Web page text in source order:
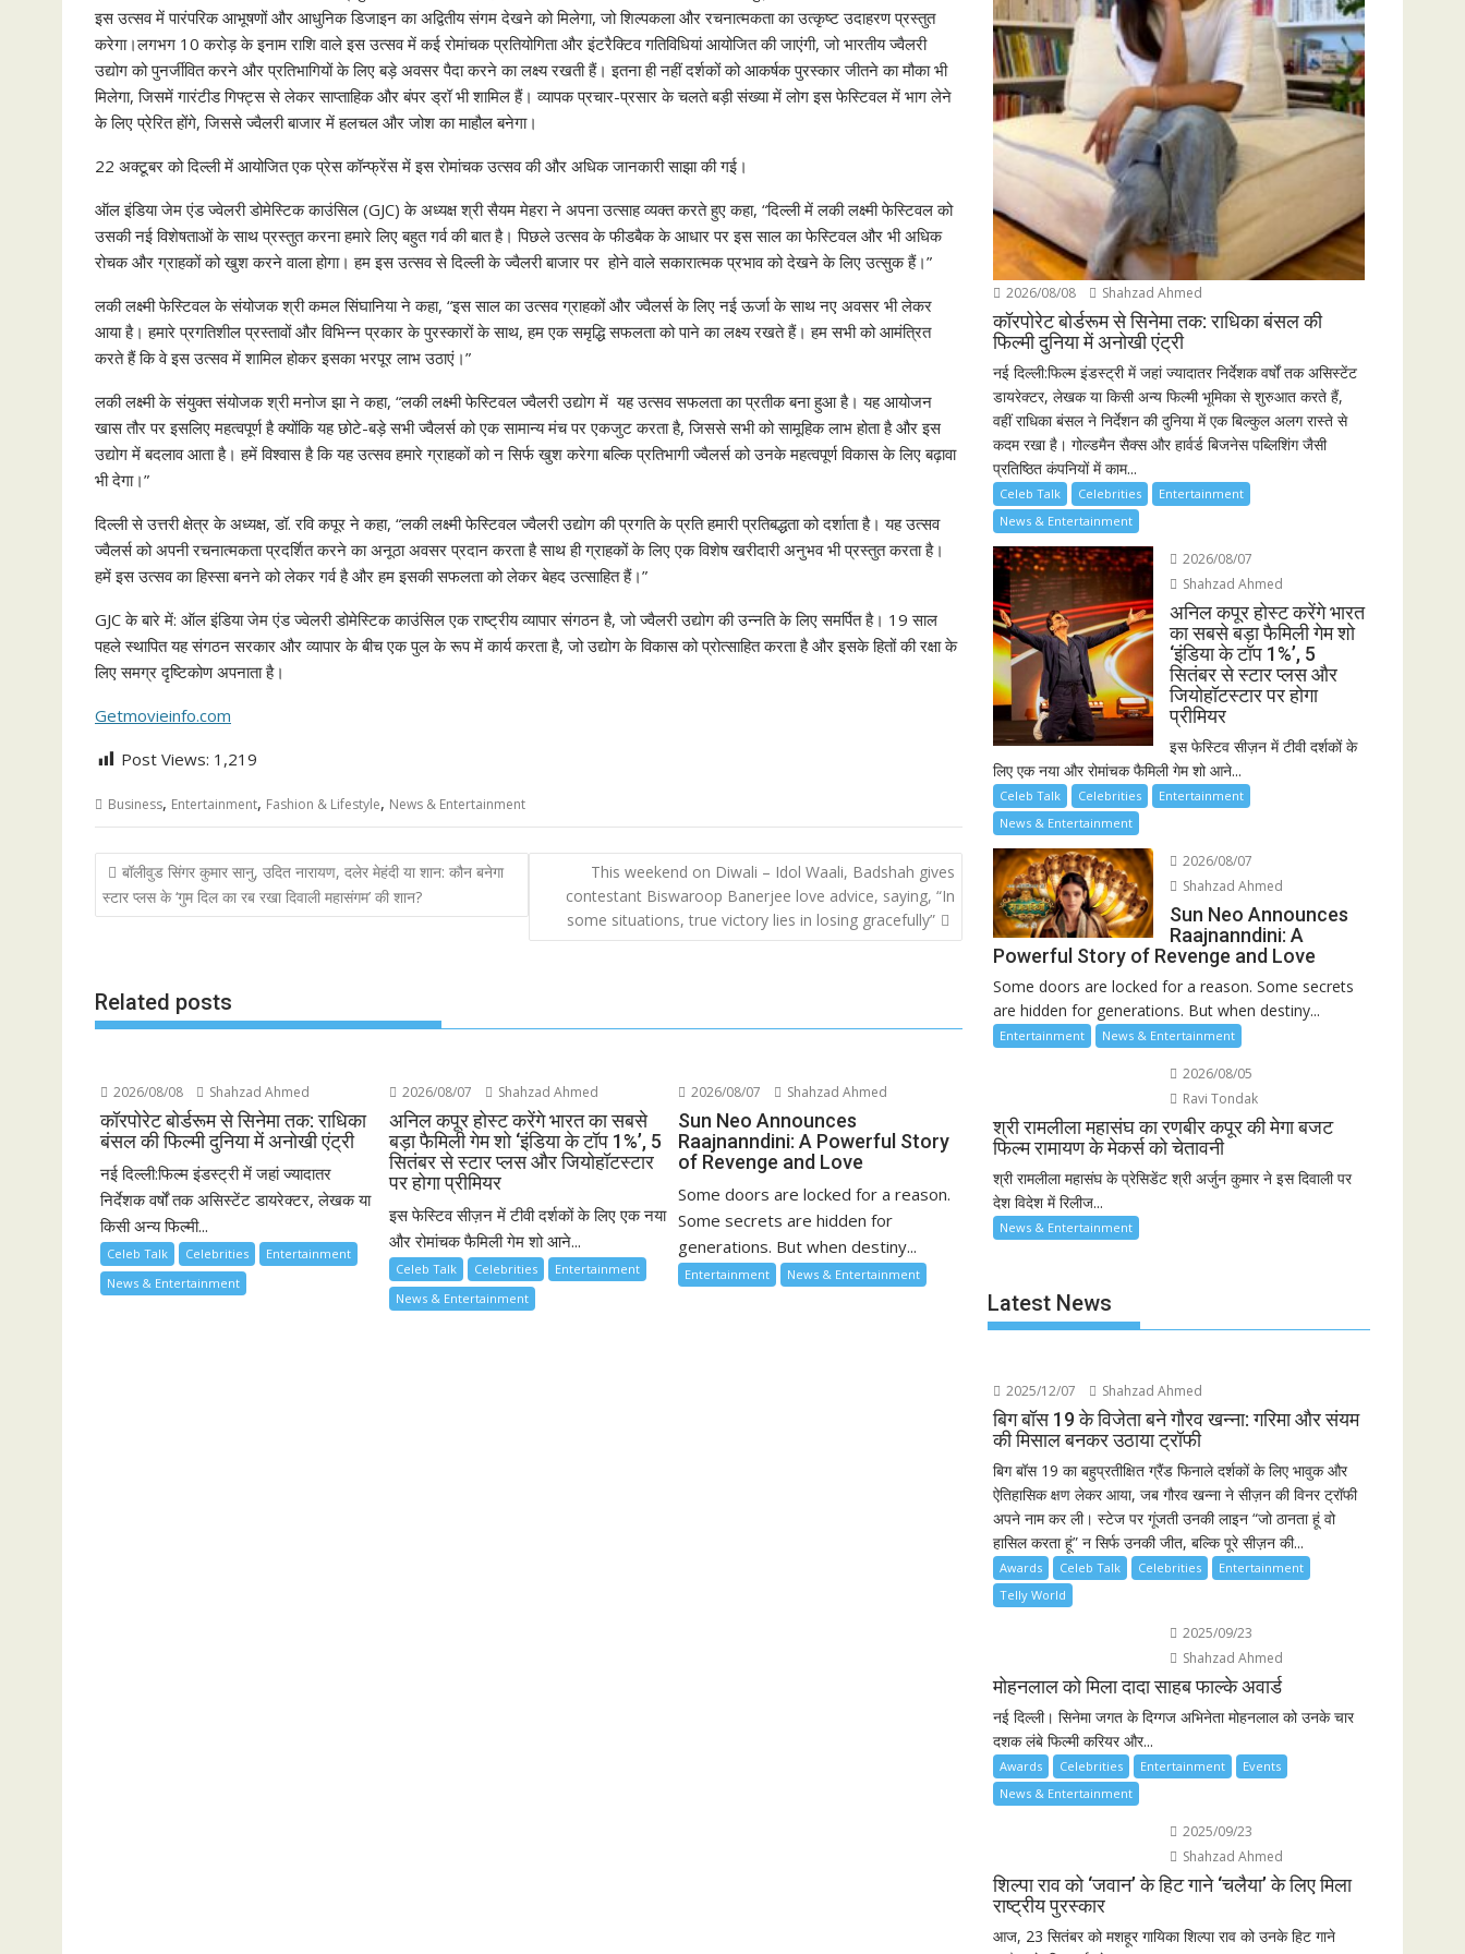
इस उत्सव में पारंपरिक आभूषणों और आधुनिक डिजाइन का अद्वितीय संगम देखने को मिलेगा, जो शिल्पकला और रचनात्मकता का उत्कृष्ट उदाहरण प्रस्तुत
करेगा।लगभग 10 करोड़ के इनाम राशि वाले इस उत्सव में कई रोमांचक प्रतियोगिता और इंटरैक्टिव गतिविधियां आयोजित की जाएंगी, जो भारतीय ज्वैलरी
उद्योग को पुनर्जीवित करने और प्रतिभागियों के लिए बड़े अवसर पैदा करने का लक्ष्य रखती हैं। इतना ही नहीं दर्शकों को आकर्षक पुरस्कार जीतने का मौका भी
मिलेगा, जिसमें गारंटीड गिफ्ट्स से लेकर साप्ताहिक और बंपर ड्रॉ भी शामिल हैं। व्यापक प्रचार-प्रसार के चलते बड़ी संख्या में लोग इस फेस्टिवल में भाग लेने
के लिए प्रेरित होंगे, जिससे ज्वैलरी बाजार में हलचल और जोश का माहौल बनेगा।
22 अक्टूबर को दिल्ली में आयोजित एक प्रेस कॉन्फ्रेंस में इस रोमांचक उत्सव की और अधिक जानकारी साझा की गई।
ऑल इंडिया जेम एंड ज्वेलरी डोमेस्टिक काउंसिल (GJC) के अध्यक्ष श्री सैयम मेहरा ने अपना उत्साह व्यक्त करते हुए कहा, “दिल्ली में लकी लक्ष्मी फेस्टिवल को
उसकी नई विशेषताओं के साथ प्रस्तुत करना हमारे लिए बहुत गर्व की बात है। पिछले उत्सव के फीडबैक के आधार पर इस साल का फेस्टिवल और भी अधिक
रोचक और ग्राहकों को खुश करने वाला होगा। हम इस उत्सव से दिल्ली के ज्वैलरी बाजार पर होने वाले सकारात्मक प्रभाव को देखने के लिए उत्सुक हैं।”
लकी लक्ष्मी फेस्टिवल के संयोजक श्री कमल सिंघानिया ने कहा, “इस साल का उत्सव ग्राहकों और ज्वैलर्स के लिए नई ऊर्जा के साथ नए अवसर भी लेकर
आया है। हमारे प्रगतिशील प्रस्तावों और विभिन्न प्रकार के पुरस्कारों के साथ, हम एक समृद्धि सफलता को पाने का लक्ष्य रखते हैं। हम सभी को आमंत्रित
करते हैं कि वे इस उत्सव में शामिल होकर इसका भरपूर लाभ उठाएं।”
लकी लक्ष्मी के संयुक्त संयोजक श्री मनोज झा ने कहा, “लकी लक्ष्मी फेस्टिवल ज्वैलरी उद्योग में यह उत्सव सफलता का प्रतीक बना हुआ है। यह आयोजन
खास तौर पर इसलिए महत्वपूर्ण है क्योंकि यह छोटे-बड़े सभी ज्वैलर्स को एक सामान्य मंच पर एकजुट करता है, जिससे सभी को सामूहिक लाभ होता है और इस
उद्योग में बदलाव आता है। हमें विश्वास है कि यह उत्सव हमारे ग्राहकों को न सिर्फ खुश करेगा बल्कि प्रतिभागी ज्वैलर्स को उनके महत्वपूर्ण विकास के लिए बढ़ावा
भी देगा।”
दिल्ली से उत्तरी क्षेत्र के अध्यक्ष, डॉ. रवि कपूर ने कहा, “लकी लक्ष्मी फेस्टिवल ज्वैलरी उद्योग की प्रगति के प्रति हमारी प्रतिबद्धता को दर्शाता है। यह उत्सव
ज्वैलर्स को अपनी रचनात्मकता प्रदर्शित करने का अनूठा अवसर प्रदान करता है साथ ही ग्राहकों के लिए एक विशेष खरीदारी अनुभव भी प्रस्तुत करता है।
हमें इस उत्सव का हिस्सा बनने को लेकर गर्व है और हम इसकी सफलता को लेकर बेहद उत्साहित हैं।”
GJC के बारे में: ऑल इंडिया जेम एंड ज्वेलरी डोमेस्टिक काउंसिल एक राष्ट्रीय व्यापार संगठन है, जो ज्वैलरी उद्योग की उन्नति के लिए समर्पित है। 19 साल
पहले स्थापित यह संगठन सरकार और व्यापार के बीच एक पुल के रूप में कार्य करता है, जो उद्योग के विकास को प्रोत्साहित करता है और इसके हितों की रक्षा के
लिए समग्र दृष्टिकोण अपनाता है।
Getmovieinfo.com
Post Views: 1,219
Business, Entertainment, Fashion & Lifestyle, News & Entertainment
Post
navigation
बॉलीवुड सिंगर कुमार सानु, उदित नारायण, दलेर मेहंदी या शान: कौन बनेगा
स्टार प्लस के ‘गुम दिल का रब रखा दिवाली महासंगम’ की शान?
This weekend on Diwali – Idol Waali, Badshah gives
contestant Biswaroop Banerjee love advice, saying, “In
some situations, true victory lies in losing gracefully”
Related posts
2026/08/08 Shahzad Ahmed
कॉरपोरेट बोर्डरूम से सिनेमा तक: राधिका
बंसल की फिल्मी दुनिया में अनोखी एंट्री
नई दिल्ली:फिल्म इंडस्ट्री में जहां ज्यादातर
निर्देशक वर्षों तक असिस्टेंट डायरेक्टर, लेखक या
किसी अन्य फिल्मी...
Celeb Talk Celebrities
Entertainment
News & Entertainment
2026/08/07 Shahzad Ahmed
अनिल कपूर होस्ट करेंगे भारत का सबसे
बड़ा फैमिली गेम शो ‘इंडिया के टॉप 1%’, 5
सितंबर से स्टार प्लस और जियोहॉटस्टार
पर होगा प्रीमियर
इस फेस्टिव सीज़न में टीवी दर्शकों के लिए एक नया
और रोमांचक फैमिली गेम शो आने...
Celeb Talk Celebrities
Entertainment
News & Entertainment
2026/08/07 Shahzad Ahmed
Sun Neo Announces
Raajnanndini: A Powerful Story
of Revenge and Love
Some doors are locked for a reason.
Some secrets are hidden for
generations. But when destiny...
Entertainment News & Entertainment
2026/08/08 Shahzad Ahmed
कॉरपोरेट बोर्डरूम से सिनेमा तक: राधिका बंसल की
फिल्मी दुनिया में अनोखी एंट्री
नई दिल्ली:फिल्म इंडस्ट्री में जहां ज्यादातर निर्देशक वर्षों तक असिस्टेंट
डायरेक्टर, लेखक या किसी अन्य फिल्मी भूमिका से शुरुआत करते हैं,
वहीं राधिका बंसल ने निर्देशन की दुनिया में एक बिल्कुल अलग रास्ते से
कदम रखा है। गोल्डमैन सैक्स और हार्वर्ड बिजनेस पब्लिशिंग जैसी
प्रतिष्ठित कंपनियों में काम...
Celeb Talk Celebrities
Entertainment
News & Entertainment
2026/08/07
Shahzad Ahmed
अनिल कपूर होस्ट करेंगे भारत
का सबसे बड़ा फैमिली गेम शो
‘इंडिया के टॉप 1%’, 5
सितंबर से स्टार प्लस और
जियोहॉटस्टार पर होगा
प्रीमियर
इस फेस्टिव सीज़न में टीवी दर्शकों के
लिए एक नया और रोमांचक फैमिली गेम शो आने...
Celeb Talk Celebrities
Entertainment
News & Entertainment
2026/08/07
Shahzad Ahmed
Sun Neo Announces
Raajnanndini: A
Powerful Story of Revenge and Love
Some doors are locked for a reason. Some secrets
are hidden for generations. But when destiny...
Entertainment News & Entertainment
2026/08/05
Ravi Tondak
श्री रामलीला महासंघ का रणबीर कपूर की मेगा बजट
फिल्म रामायण के मेकर्स को चेतावनी
श्री रामलीला महासंघ के प्रेसिडेंट श्री अर्जुन कुमार ने इस दिवाली पर
देश विदेश में रिलीज...
News & Entertainment
Latest News
2025/12/07 Shahzad Ahmed
बिग बॉस 19 के विजेता बने गौरव खन्ना: गरिमा और संयम
की मिसाल बनकर उठाया ट्रॉफी
बिग बॉस 19 का बहुप्रतीक्षित ग्रैंड फिनाले दर्शकों के लिए भावुक और
ऐतिहासिक क्षण लेकर आया, जब गौरव खन्ना ने सीज़न की विनर ट्रॉफी
अपने नाम कर ली। स्टेज पर गूंजती उनकी लाइन “जो ठानता हूं वो
हासिल करता हूं” न सिर्फ उनकी जीत, बल्कि पूरे सीज़न की...
Awards Celeb Talk Celebrities
Entertainment
Telly World
2025/09/23
Shahzad Ahmed
मोहनलाल को मिला दादा साहब फाल्के अवार्ड
नई दिल्ली। सिनेमा जगत के दिग्गज अभिनेता मोहनलाल को उनके चार
दशक लंबे फिल्मी करियर और...
Awards Celebrities Entertainment
Events
News & Entertainment
2025/09/23
Shahzad Ahmed
शिल्पा राव को ‘जवान’ के हिट गाने ‘चलैया’ के लिए मिला
राष्ट्रीय पुरस्कार
आज, 23 सितंबर को मशहूर गायिका शिल्पा राव को उनके हिट गाने